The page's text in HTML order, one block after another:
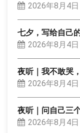
2026年8月4日
七夕，写给自己
2026年8月4日
夜听｜我不敢哭
2026年8月4日
夜听｜问自己三
2026年8月4日